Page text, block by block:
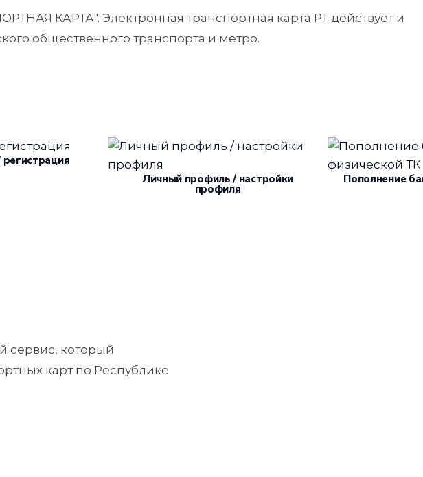
КАРТА". Электронная транспортная карта РТ действует и
общественного транспорта и метро.
Личный профиль / настройки
профиля
Пополнение
сервис, который
карт по Республике